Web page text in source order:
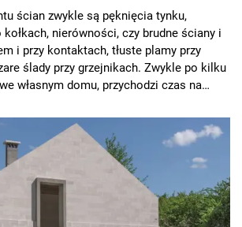
ścian zwykle są pęknięcia tynku,
nierówności, czy brudne ściany i
i przy kontaktach, tłuste plamy przy
ślady przy grzejnikach. Zwykle po kilku
własnym domu, przychodzi czas na
przed malowaniem i ile to kosztuje.